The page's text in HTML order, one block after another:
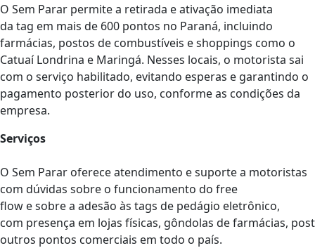
O Sem Parar permite a retirada e ativação imediata
da tag em mais de 600 pontos no Paraná, incluindo
farmácias, postos de combustíveis e shoppings como o
Catuaí Londrina e Maringá. Nesses locais, o motorista sai
com o serviço habilitado, evitando esperas e garantindo o
pagamento posterior do uso, conforme as condições da
empresa.
Serviços
O Sem Parar oferece atendimento e suporte a motoristas
com dúvidas sobre o funcionamento do free
flow e sobre a adesão às tags de pedágio eletrônico,
com presença em lojas físicas, gôndolas de farmácias,
outros pontos comerciais em todo o país.